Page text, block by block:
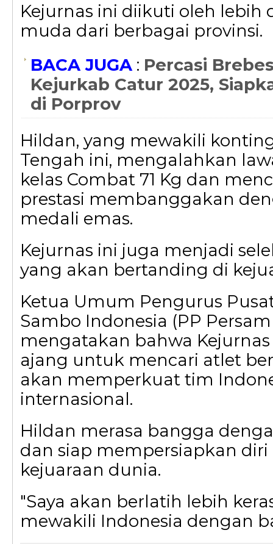
Kejurnas ini diikuti oleh lebih
muda dari berbagai provinsi.
BACA JUGA: Percasi
Kejurkab Catur 2025,
di Porprov
Hildan, yang mewakili
Tengah ini, mengalahkan
kelas Combat 71 Kg dan
prestasi membanggakan
medali emas.
Kejurnas ini juga menjadi
yang akan bertanding di
Ketua Umum Pengurus
Sambo Indonesia (PP
mengatakan bahwa
ajang untuk mencari atlet
akan memperkuat tim
internasional.
Hildan merasa bangga
dan siap mempersiapkan
kejuaraan dunia.
"Saya akan berlatih lebih
mewakili Indonesia dengan